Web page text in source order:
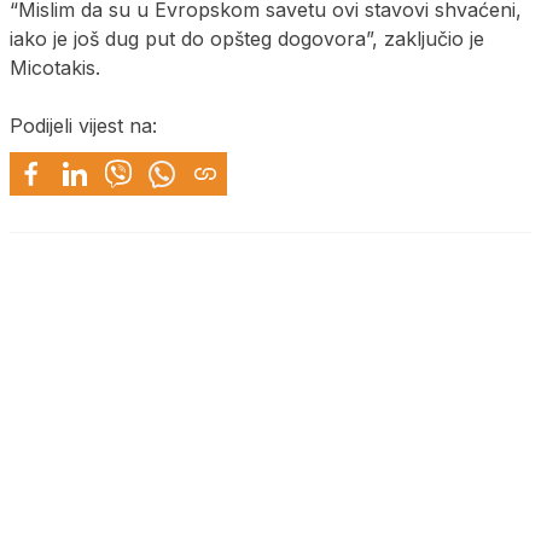
“Mislim da su u Evropskom savetu ovi stavovi shvaćeni,
iako je još dug put do opšteg dogovora”, zaključio je
Micotakis.
Podijeli vijest na: